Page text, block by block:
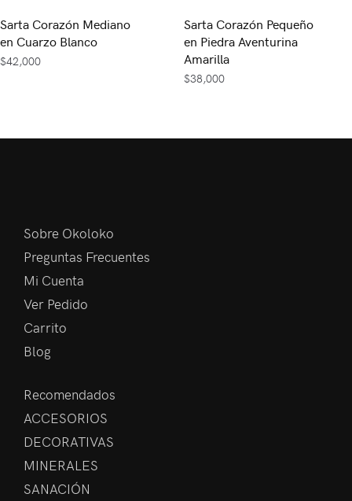
Sarta Corazón Mediano
en Cuarzo Blanco
$42,000
Sarta Corazón Pequeño
en Piedra Aventurina
Amarilla
$38,000
Sobre Okoloko
Preguntas Frecuentes
Mi Cuenta
Ver Pedido
Carrito
Blog
Recomendados
ACCESORIOS
DECORATIVAS
MINERALES
SANACIÓN